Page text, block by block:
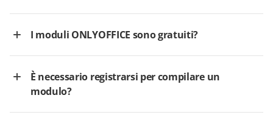
I moduli ONLYOFFICE sono gratuiti?
È necessario registrarsi per compilare un
modulo?